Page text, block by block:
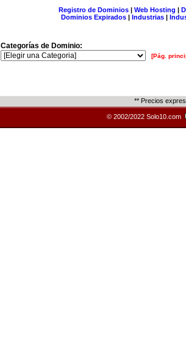
Registro de Dominios| Web Hosting |
Dominios Expirados | Industrias |
Categorías de Dominio:
[Pág.
** Precios
© 2002/2022 Solo10.com